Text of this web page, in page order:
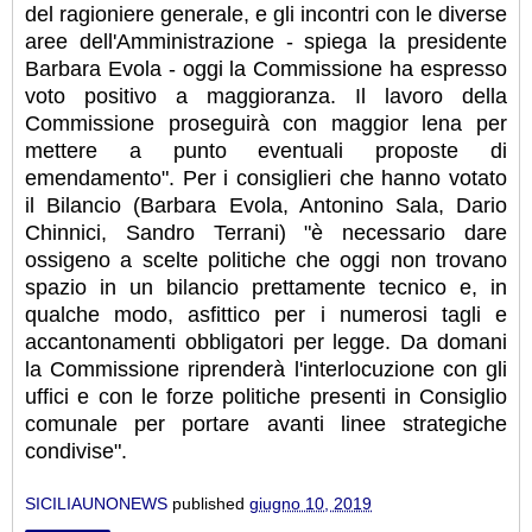
del ragioniere generale, e gli incontri con le diverse
aree dell'Amministrazione - spiega la presidente
Barbara Evola - oggi la Commissione ha espresso
voto positivo a maggioranza. Il lavoro della
Commissione proseguirà con maggior lena per
mettere a punto eventuali proposte di
emendamento". Per i consiglieri che hanno votato
il Bilancio (Barbara Evola, Antonino Sala, Dario
Chinnici, Sandro Terrani) "è necessario dare
ossigeno a scelte politiche che oggi non trovano
spazio in un bilancio prettamente tecnico e, in
qualche modo, asfittico per i numerosi tagli e
accantonamenti obbligatori per legge. Da domani
la Commissione riprenderà l'interlocuzione con gli
uffici e con le forze politiche presenti in Consiglio
comunale per portare avanti linee strategiche
condivise".
SICILIAUNONEWS published giugno 10, 2019